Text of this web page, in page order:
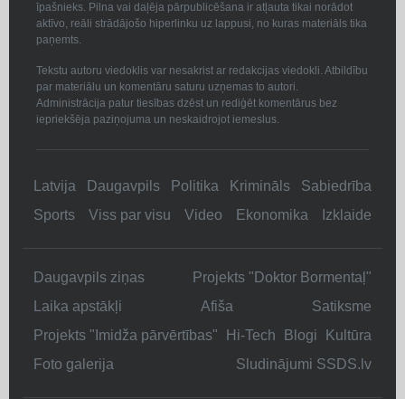
īpašnieks. Pilna vai daļēja pārpublicēšana ir atļauta tikai norādot
aktīvo, reāli strādājošo hiperlinku uz lappusi, no kuras materiāls tika
paņemts.
Tekstu autoru viedoklis var nesakrist ar redakcijas viedokli. Atbildību
par materiālu un komentāru saturu uzņemas to autori.
Administrācija patur tiesības dzēst un rediģēt komentārus bez
iepriekšēja paziņojuma un neskaidrojot iemeslus.
Latvija Daugavpils Politika Krimināls
Sabiedrība
Sports
Viss par visu Video Ekonomika Izklaide
Daugavpils ziņas
Projekts "Doktor Bormentaļ"
Laika apstākļi
Afiša
Satiksme
Projekts "Imidža pārvērtības"
Hi-Tech Blogi
Kultūra
Foto galerija
Sludinājumi SSDS.lv